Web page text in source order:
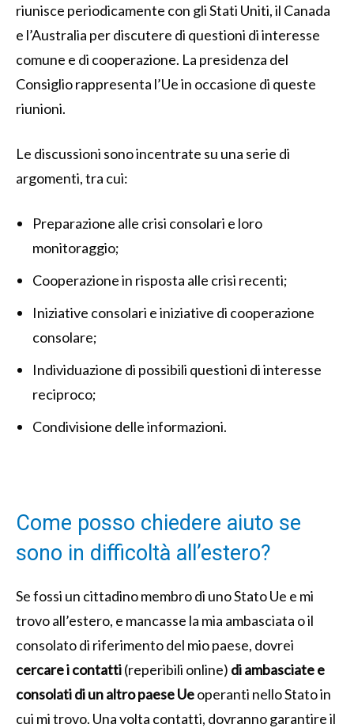
riunisce periodicamente con gli Stati Uniti, il Canada
e l’Australia per discutere di questioni di interesse
comune e di cooperazione. La presidenza del
Consiglio rappresenta l’Ue in occasione di queste
riunioni.
Le discussioni sono incentrate su una serie di
argomenti, tra cui:
Preparazione alle crisi consolari e loro
monitoraggio;
Cooperazione in risposta alle crisi recenti;
Iniziative consolari e iniziative di cooperazione
consolare;
Individuazione di possibili questioni di interesse
reciproco;
Condivisione delle informazioni.
Come posso chiedere aiuto se
sono in difficoltà all’estero?
Se fossi un cittadino membro di uno Stato Ue e mi
trovo all’estero, e mancasse la mia ambasciata o il
consolato di riferimento del mio paese, dovrei
cercare i contatti(reperibili online) di ambasciate e
consolati di un altro paese Ueoperanti nello Stato in
cui mi trovo. Una volta contatti, dovranno garantire il